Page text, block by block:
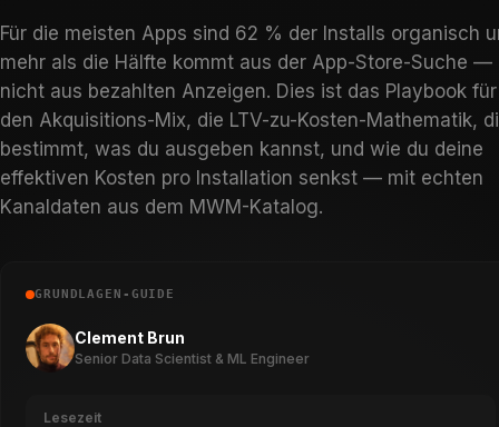
Für die meisten Apps sind 62 % der Installs organisch
mehr als die Hälfte kommt aus der App-Store-Suche —
nicht aus bezahlten Anzeigen. Dies ist das Playbook für
den Akquisitions-Mix, die LTV-zu-Kosten-Mathematik,
bestimmt, was du ausgeben kannst, und wie du deine
effektiven Kosten pro Installation senkst — mit echten
Kanaldaten aus dem MWM-Katalog.
GRUNDLAGEN-GUIDE
Clement Brun
Senior Data Scientist & ML Engineer
Lesezeit